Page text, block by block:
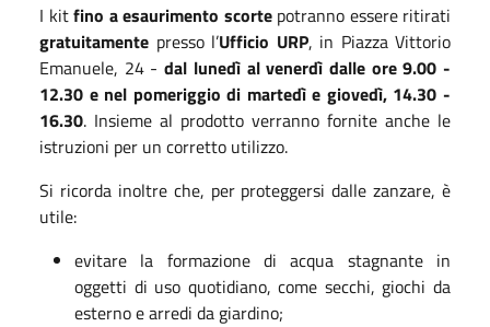
I kitfino a esaurimento scortepotranno essere ritirati
gratuitamente presso l’Ufficio URP, in Piazza Vittorio
Emanuele, 24 -dal lunedì al venerdì dalle ore 9.00 -
12.30 e nel pomeriggio di martedì e giovedì, 14.30 -
16.30. Insieme al prodotto verranno fornite anche le
istruzioni per un corretto utilizzo.
Si ricorda inoltre che, per proteggersi dalle zanzare, è
utile:
evitare la formazione di acqua stagnante in
oggetti di uso quotidiano, come secchi, giochi da
esterno e arredi da giardino;